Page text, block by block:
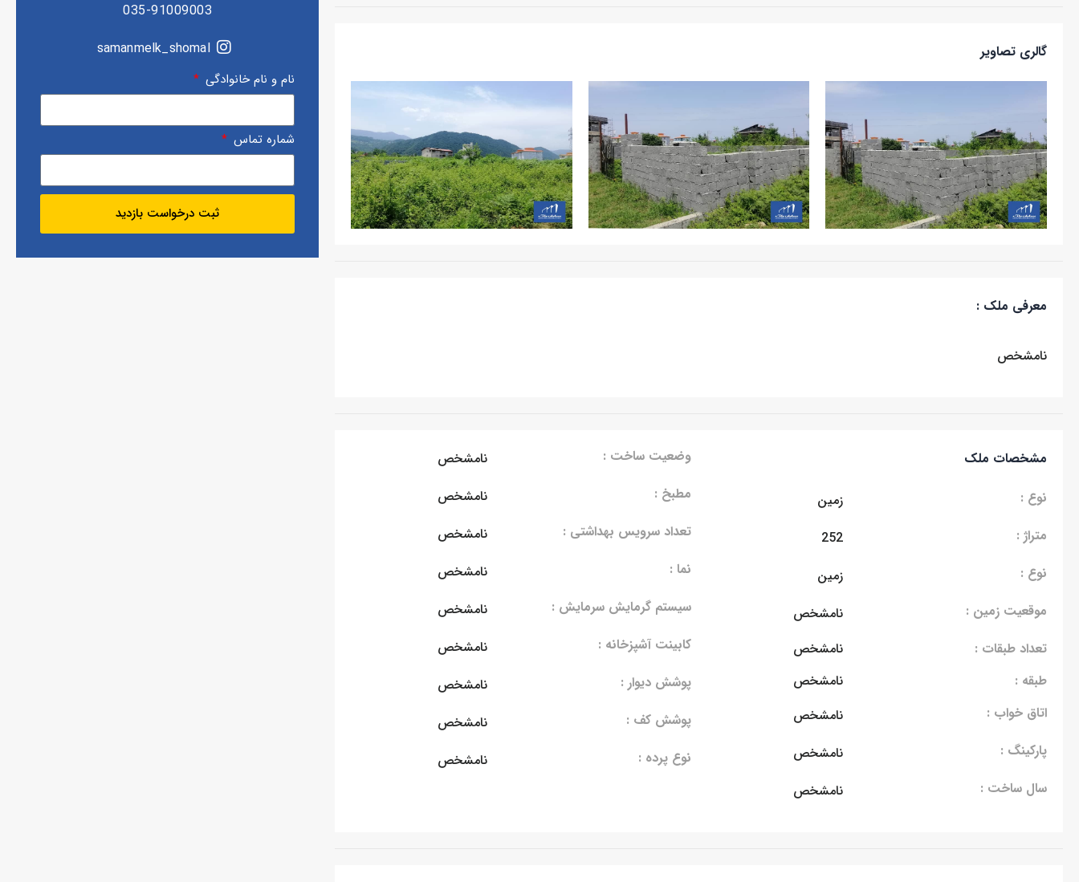
گالری تصاویر
معرفی ملک :
نامشخص
مشخصات ملک
نوع :
زمین
متراژ :
252
نوع :
زمین
موقعیت زمین :
نامشخص
تعداد طبقات :
نامشخص
طبقه :
نامشخص
اتاق خواب :
نامشخص
پارکینگ :
نامشخص
سال ساخت :
نامشخص
وضعیت ساخت :
نامشخص
مطبخ :
نامشخص
تعداد سرویس بهداشتی :
نامشخص
نما :
نامشخص
سیستم گرمایش سرمایش :
نامشخص
کابینت آشپزخانه :
نامشخص
پوشش دیوار :
نامشخص
پوشش کف :
نامشخص
نوع پرده :
نامشخص
035-91009003
samanmelk_shomal
نام و نام خانوادگی
شماره تماس
ثبت درخواست بازدید